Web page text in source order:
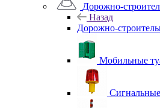
Дорожно-
Назад
Дорожно-
Мобильные